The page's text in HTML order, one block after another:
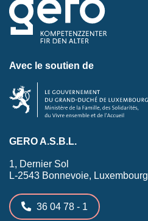
Avec le soutien de
GERO A.S.B.L.
1, Dernier Sol
L-2543 Bonnevoie, Luxembourg
36 04 78 - 1